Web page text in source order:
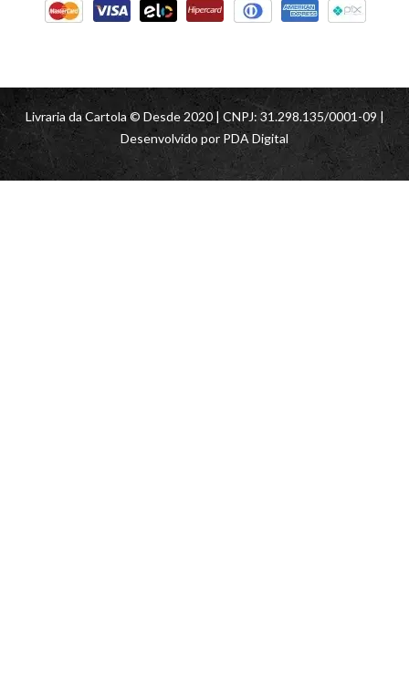
Livraria da Cartola © Desde 2020 | CNPJ: 31.298.135/0001-09 |
Desenvolvido por PDA Digital